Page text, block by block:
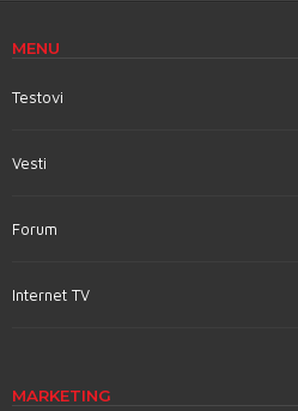
MENU
Testovi
Vesti
Forum
Internet TV
MARKETING